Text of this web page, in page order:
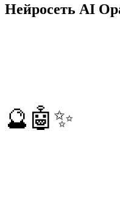
Нейросеть AI
🔮🤖✨